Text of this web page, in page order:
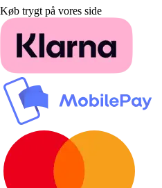
Køb trygt på vores side